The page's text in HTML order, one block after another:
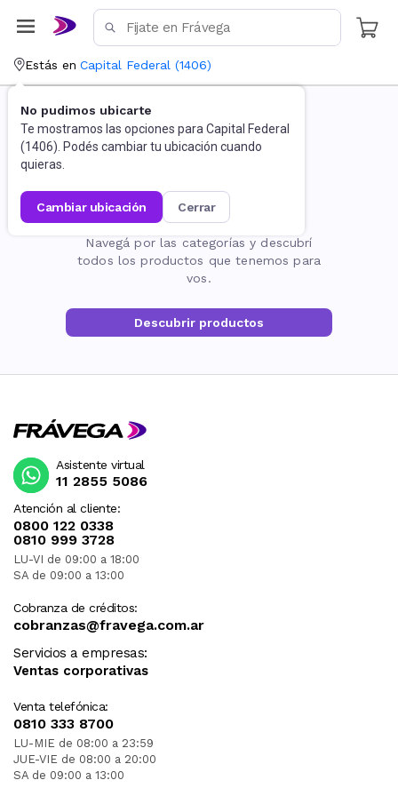
Estás en Capital Federal (1406)
No pudimos ubicarte
Te mostramos las opciones para Capital Federal
(1406). Podés cambiar tu ubicación cuando
quieras.
cambiar ubicación cerrar
La página no existe
Navegá por las categorías y descubrí
todos los productos que tenemos para
vos.
Descubrir productos
Atención al cliente:
0800 122 0338
0810 999 3728
LU-VI de 09:00 a 18:00
SA de 09:00 a 13:00
Cobranza de créditos:
cobranzas@fravega.com.ar
Servicios a empresas:
Ventas corporativas
Venta telefónica:
0810 333 8700
LU-MIE de 08:00 a 23:59
JUE-VIE de 08:00 a 20:00
SA de 09:00 a 13:00
Asistente virtual
11 2855 5086